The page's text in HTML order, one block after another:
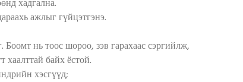
хадгална.
ажлыг гүйцэтгэнэ.
нь тоос шороо, зэв гарахаас сэргийлж,
хаалттай байх ёстой.
хэсгүүд;